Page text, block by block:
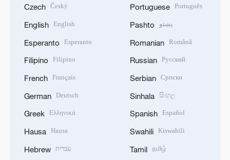
Czech Český
English English
Esperanto Esperanto
Filipino Filipino
French Français
German Deutsch
Greek Ελληνικά
Hausa Hausa
Hebrew עברית
Portuguese Português
Pashto پښتو
Romanian Română
Russian Русский
Serbian Српски
Sinhala සිංහල
Spanish Español
Swahili Kiswahili
Tamil தமிழ்